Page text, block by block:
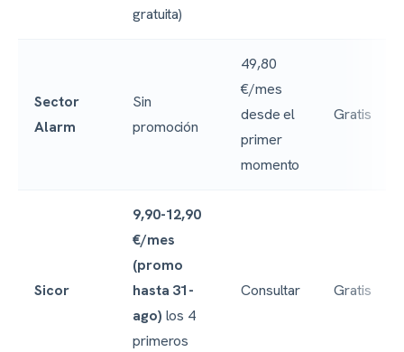
gratuita)
Sector
Alarm
Sin
promoción
49,80
€/mes
desde el
primer
momento
Gratis
Sicor
9,90-12,90
€/mes
(promo
hasta 31-
ago) los 4
primeros
Consultar Gratis